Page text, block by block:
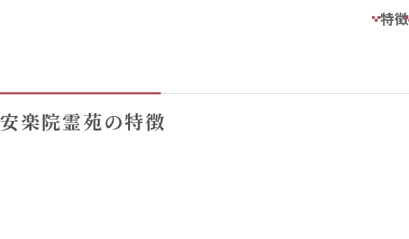
特徴
安楽院霊苑の特徴